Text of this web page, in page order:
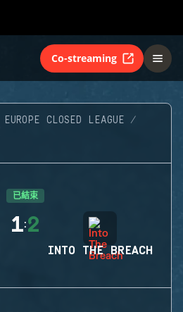
Co-streaming
EUROPE CLOSED LEAGUE
已結束
1:2
INTO THE BREACH